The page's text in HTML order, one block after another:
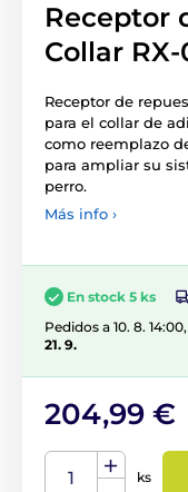
Receptor
Collar
Receptor de
para el collar de
como reemplazo
para ampliar su
perro.
Más info ›
En stock 5 ks
Pedidos a 10. 8.
21. 9.
204,99 €
ks